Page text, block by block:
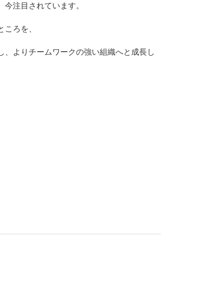
注目されています。
ろを、
よりチームワークの強い組織へと成長し